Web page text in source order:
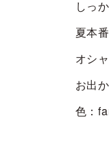
しっ
夏本
オシ
お出
色：